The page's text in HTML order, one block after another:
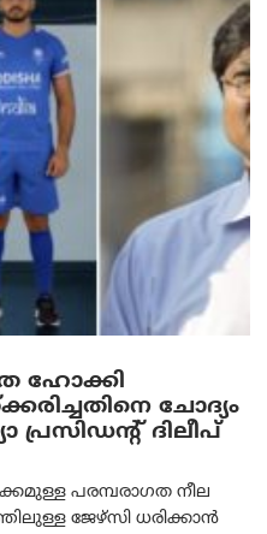
ഹോക്കി
ചോദ്യം
ദിലീപ്
പരമ്പരാഗത നീല
ജേഴ്‌സി ധരിക്കാൻ